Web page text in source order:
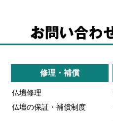
修理・補償
仏壇修理
仏壇の保証・補償制度